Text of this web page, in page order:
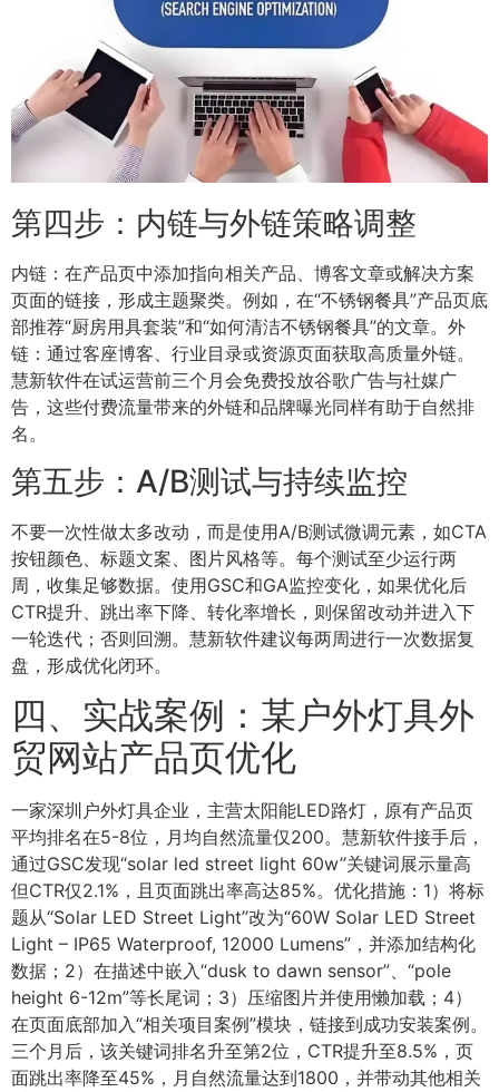
第四步：内链与外链策略调整
内链：在产品页中添加指向相关产品、博客文章或解决方案
页面的链接，形成主题聚类。例如，在“不锈钢餐具”产品页底
部推荐“厨房用具套装”和“如何清洁不锈钢餐具”的文章。外
链：通过客座博客、行业目录或资源页面获取高质量外链。
慧新软件在试运营前三个月会免费投放谷歌广告与社媒广
告，这些付费流量带来的外链和品牌曝光同样有助于自然排
名。
第五步：A/B测试与持续监控
不要一次性做太多改动，而是使用A/B测试微调元素，如CTA
按钮颜色、标题文案、图片风格等。每个测试至少运行两
周，收集足够数据。使用GSC和GA监控变化，如果优化后
CTR提升、跳出率下降、转化率增长，则保留改动并进入下
一轮迭代；否则回溯。慧新软件建议每两周进行一次数据复
盘，形成优化闭环。
四、实战案例：某户外灯具外
贸网站产品页优化
一家深圳户外灯具企业，主营太阳能LED路灯，原有产品页
平均排名在5-8位，月均自然流量仅200。慧新软件接手后，
通过GSC发现“solar led street light 60w”关键词展示量高
但CTR仅2.1%，且页面跳出率高达85%。优化措施：1）将标
题从“Solar LED Street Light”改为“60W Solar LED Street
Light – IP65 Waterproof, 12000 Lumens”，并添加结构化
数据；2）在描述中嵌入“dusk to dawn sensor”、“pole
height 6-12m”等长尾词；3）压缩图片并使用懒加载；4）
在页面底部加入“相关项目案例”模块，链接到成功安装案例。
三个月后，该关键词排名升至第2位，CTR提升至8.5%，页
面跳出率降至45%，月自然流量达到1800，并带动其他相关